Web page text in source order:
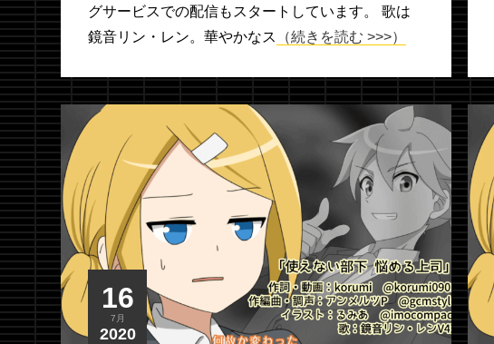
グサービスでの配信もスタートしています。 歌は
鏡音リン・レン。華やかなス
（続きを読む >>>）
16
7月
2020